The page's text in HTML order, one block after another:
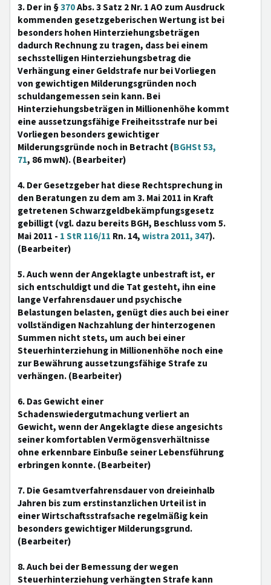
3. Der in §370Abs. 3 Satz 2 Nr. 1 AO zum Ausdruck
kommenden gesetzgeberischen Wertung ist bei
besonders hohen Hinterziehungsbeträgen
dadurch Rechnung zu tragen, dass bei einem
sechsstelligen Hinterziehungsbetrag die
Verhängung einer Geldstrafe nur bei Vorliegen
von gewichtigen Milderungsgründen noch
schuldangemessen sein kann. Bei
Hinterziehungsbeträgen in Millionenhöhe kommt
eine aussetzungsfähige Freiheitsstrafe nur bei
Vorliegen besonders gewichtiger
Milderungsgründe noch in Betracht (BGHSt 53,
71, 86 mwN). (Bearbeiter)
4. Der Gesetzgeber hat diese Rechtsprechung in
den Beratungen zu dem am 3. Mai 2011 in Kraft
getretenen Schwarzgeldbekämpfungsgesetz
gebilligt (vgl. dazu bereits BGH, Beschluss vom 5.
Mai 2011 - 1 StR 116/11 Rn. 14,wistra 2011, 347).
(Bearbeiter)
5. Auch wenn der Angeklagte unbestraft ist, er
sich entschuldigt und die Tat gesteht, ihn eine
lange Verfahrensdauer und psychische
Belastungen belasten, genügt dies auch bei einer
vollständigen Nachzahlung der hinterzogenen
Summen nicht stets, um auch bei einer
Steuerhinterziehung in Millionenhöhe noch eine
zur Bewährung aussetzungsfähige Strafe zu
verhängen. (Bearbeiter)
6. Das Gewicht einer
Schadenswiedergutmachung verliert an
Gewicht, wenn der Angeklagte diese angesichts
seiner komfortablen Vermögensverhältnisse
ohne erkennbare Einbuße seiner Lebensführung
erbringen konnte. (Bearbeiter)
7. Die Gesamtverfahrensdauer von dreieinhalb
Jahren bis zum erstinstanzlichen Urteil ist in
einer Wirtschaftsstrafsache regelmäßig kein
besonders gewichtiger Milderungsgrund.
(Bearbeiter)
8. Auch bei der Bemessung der wegen
Steuerhinterziehung verhängten Strafe kann